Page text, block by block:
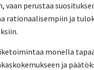
vaan perustaa
rationaalisempiin ja
monella
ja